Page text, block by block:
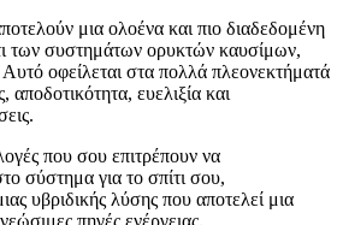
μια ολοένα και πιο διαδεδομένη
των συστημάτων ορυκτών καυσίμων,
οφείλεται στα πολλά πλεονεκτήματά
αποδοτικότητα, ευελιξία και
που σου επιτρέπουν να
σύστημα για το σπίτι σου,
υβριδικής λύσης που αποτελεί μια